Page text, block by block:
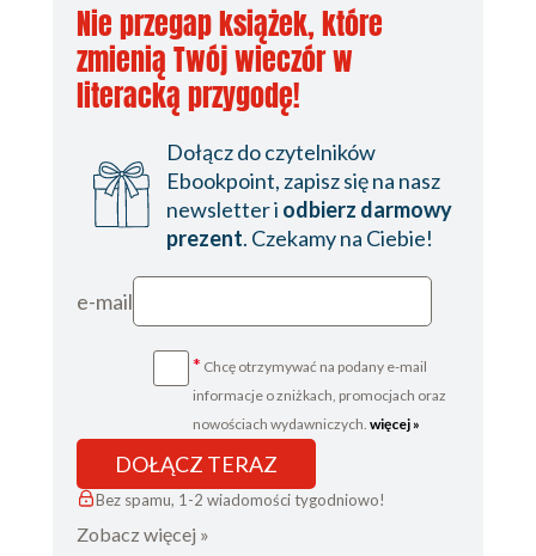
Nie przegap książek, które
zmienią Twój wieczór w
literacką przygodę!
Dołącz do czytelników
Ebookpoint, zapisz się na nasz
newsletter i odbierz darmowy
prezent. Czekamy na Ciebie!
e-mail
* Chcę otrzymywać na podany e-mail
informacje o zniżkach, promocjach oraz
nowościach wydawniczych. więcej »
DOŁĄCZ TERAZ
Bez spamu, 1-2 wiadomości tygodniowo!
Zobacz więcej »